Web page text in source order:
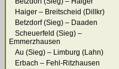
Haiger – Breitscheid (Dillkr)
Betzdorf (Sieg) – Daaden
Scheuerfeld (Sieg) –
Emmerzhausen
Au (Sieg) – Limburg (Lahn)
Erbach – Fehl-Ritzhausen